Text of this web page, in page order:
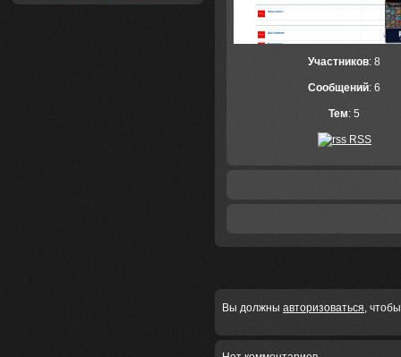
Участников: 8
Сообщений: 6
Тем: 5
RSS
Вы должны авторизоваться,